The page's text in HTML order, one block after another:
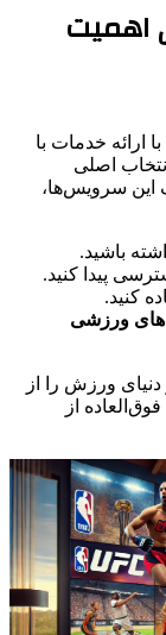
اهمیت
خدمات با
اصلی
این سرویس‌ها،
باشید.
پیدا کنید.
کنید.
ورزشی
ورزش را از
از